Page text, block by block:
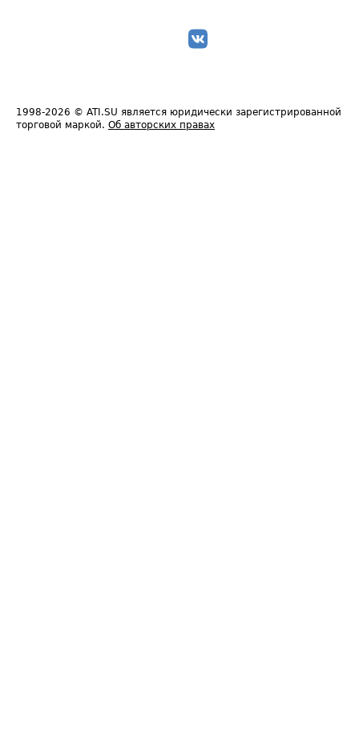
1998-2026 © ATI.SU является юридически зарегистрированной
торговой маркой. Об авторских правах